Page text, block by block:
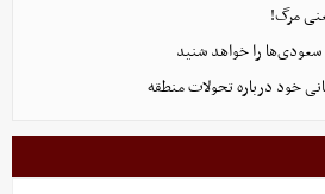
مرگ!
را خواهد شنید
خود درباره تحولات منطقه